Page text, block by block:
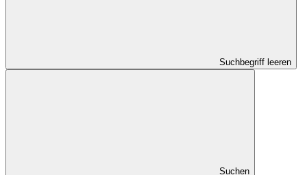
Suchbegriff leeren
Suchen